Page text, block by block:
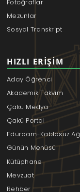
Fotoğraflar
Mezunlar
Sosyal Transkript
HIZLI ERIŞIM
Aday Öğrenci
Akademik Takvim
Çakü Medya
Çakü Portal
Eduroam-Kablosuz Ağ
Günün Menüsü
Kütüphane
Mevzuat
Rehber